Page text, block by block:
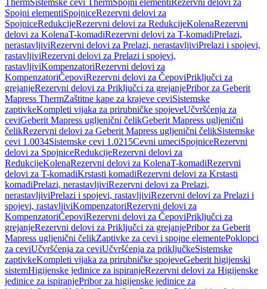
ThermSistemske cevi ThermSpojni elementi Rezervni delovi za
Spojni elementiSpojniceRezervni delovi za
SpojniceRedukcijeRezervni delovi za RedukcijeKolenaRezervni
delovi za KolenaT-komadiRezervni delovi za T-komadiPrelazi,
nerastavljiviRezervni delovi za Prelazi, nerastavljiviPrelazi i spojevi,
rastavljiviRezervni delovi za Prelazi i spojevi,
rastavljiviKompenzatoriRezervni delovi za
KompenzatoriČepoviRezervni delovi za ČepoviPriključci za
grejanjeRezervni delovi za Priključci za grejanjePribor za Geberit
Mapress ThermZaštitne kape za krajeve ceviSistemske
zaptivkeKompleti vijaka za prirubničke spojeveUčvršćenja za
ceviGeberit Mapress ugljenični čelikGeberit Mapress ugljenični
čelikRezervni delovi za Geberit Mapress ugljenični čelikSistemske
cevi 1.0034Sistemske cevi 1.0215Cevni umeciSpojniceRezervni
delovi za SpojniceRedukcijeRezervni delovi za
RedukcijeKolenaRezervni delovi za KolenaT-komadiRezervni
delovi za T-komadiKrstasti komadiRezervni delovi za Krstasti
komadiPrelazi, nerastavljiviRezervni delovi za Prelazi,
nerastavljiviPrelazi i spojevi, rastavljiviRezervni delovi za Prelazi i
spojevi, rastavljiviKompenzatoriRezervni delovi za
KompenzatoriČepoviRezervni delovi za ČepoviPriključci za
grejanjeRezervni delovi za Priključci za grejanjePribor za Geberit
Mapress ugljenični čelikZaptivke za cevi i spojne elementePoklopci
za ceviUčvršćenja za ceviUčvršćenja za priključkeSistemske
zaptivkeKompleti vijaka za prirubničke spojeveGeberit higijenski
sistemHigijenske jedinice za ispiranjeRezervni delovi za Higijenske
jedinice za ispiranjePribor za higijenske jedinice za